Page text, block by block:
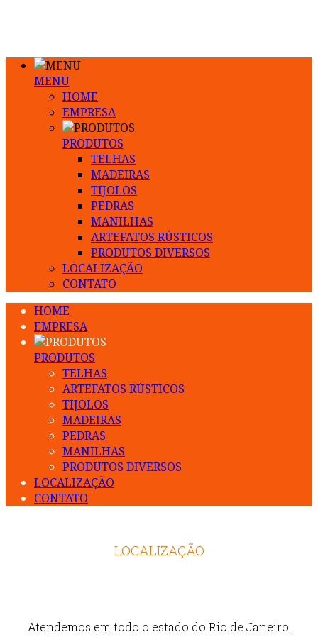
MENU
HOME
EMPRESA
PRODUTOS
TELHAS
MADEIRAS
TIJOLOS
PEDRAS
MANILHAS
ARTEFATOS RÚSTICOS
PRODUTOS DIVERSOS
LOCALIZAÇÃO
CONTATO
HOME
EMPRESA
PRODUTOS
TELHAS
ARTEFATOS RÚSTICOS
TIJOLOS
MADEIRAS
PEDRAS
MANILHAS
PRODUTOS DIVERSOS
LOCALIZAÇÃO
CONTATO
LOCALIZAÇÃO
Atendemos em todo o estado do Rio de Janeiro.